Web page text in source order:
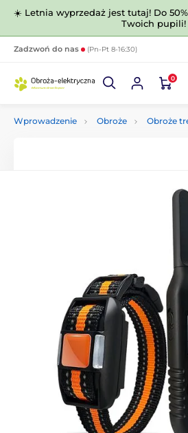
☀️ Letnia wyprzedaż jest tutaj! Do
Twoich pupili!
Zadzwoń do nas (Pn-Pt 8-16:30)
0
Wprowadzenie Obroże Obroże